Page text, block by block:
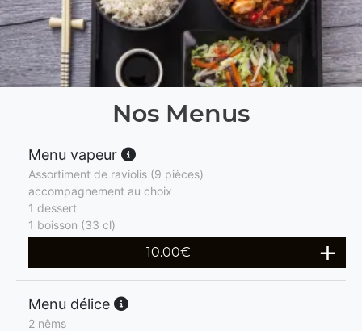
Nos Menus
Menu vapeur
Assortiment de raviolis (9 pièces)
accompagnement au choix
1 dessert
1 boisson (33 cl)
10.00€
Menu délice
2 nêms